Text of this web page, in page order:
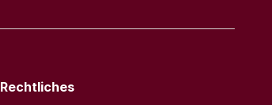
Rechtliches